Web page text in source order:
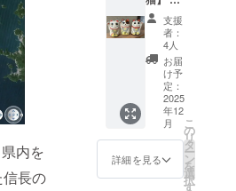
内を
長の
芸術祭
2020AYAGA
2022 かが
わ・山なみ
芸術祭
2022SIONO
E&AYAGAWA
を焼い
た鈴。
古くは
魔除け
やお祭
りで使
われて
いまし
た。 土
と水で
整え、
倉石 文
雄の作
品 陶芸
家 倉石
文雄が
制作し
たを招
き猫を
提供し
ます。
・数
量：1点
支援
者：
4人
お届
け予
定：
2025
年12
月
詳細を見る
こ
の
リ
タ
ー
ン
を
選
択
す